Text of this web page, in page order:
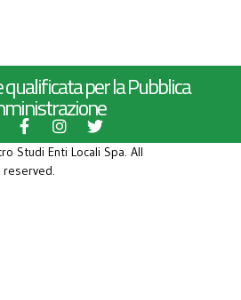
per la Pubblica
Studi Enti Locali Spa. All
reserved.